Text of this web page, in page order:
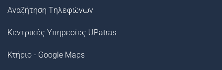
Αναζήτηση Tηλεφώνων
Κεντρικές Υπηρεσίες UPatras
Κτήριο - Google Maps